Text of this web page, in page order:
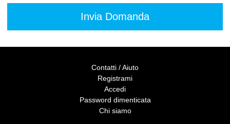
Contatti / Aiuto
Registrami
Accedi
Password dimenticata
Chi siamo